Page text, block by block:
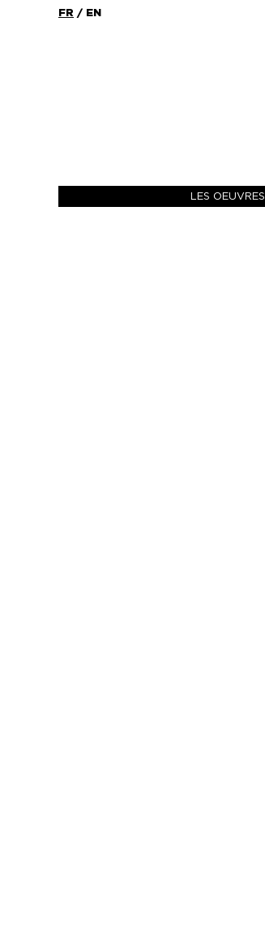
FR / EN
LES OEUVRES